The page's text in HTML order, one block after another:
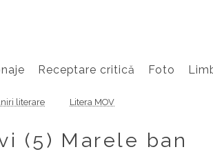
Receptare critică Foto
literare Litera MOV
(5) Marele ban